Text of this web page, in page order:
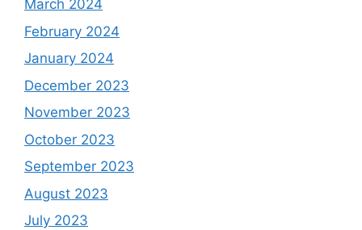
March 2024
February 2024
January 2024
December 2023
November 2023
October 2023
September 2023
August 2023
July 2023